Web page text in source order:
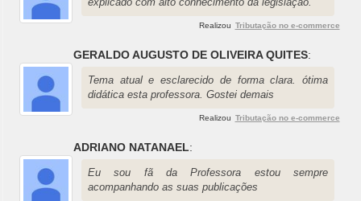
Realizou Tributação no e-commerce
GERALDO AUGUSTO DE OLIVEIRA QUITES:
Tema atual e esclarecido de forma clara. ótima
didática esta professora. Gostei demais
Realizou Tributação no e-commerce
ADRIANO NATANAEL:
Eu sou fã da Professora estou sempre
acompanhando as suas publicações